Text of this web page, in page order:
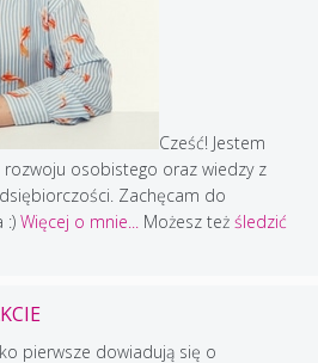
Cześć! Jestem
osobistego oraz wiedzy z
Zachęcam do
:) Więcej o mnie... Możesz też śledzić
pierwsze dowiadują się o